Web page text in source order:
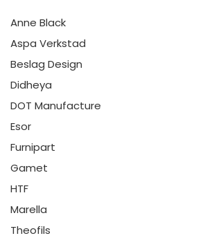
Anne Black
Aspa Verkstad
Beslag Design
Didheya
DOT Manufacture
Esor
Furnipart
Gamet
HTF
Marella
Theofils